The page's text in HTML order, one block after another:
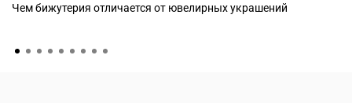
Чем бижутерия отличается от ювелирных украшений